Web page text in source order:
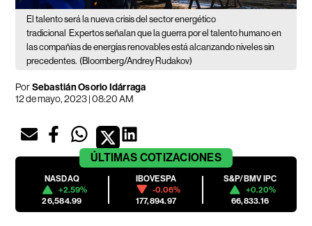
El talento será la nueva crisis del sector energético
tradicional
Expertos señalan que la guerra por el talento humano en
las compañías de energías renovables está alcanzando niveles sin
precedentes. (Bloomberg/Andrey Rudakov)
PorSebastián Osorio Idárraga
12 de mayo, 2023 | 08:20 AM
ÚLTIMAS COTIZACIONES
NASDAQ
+2.59%
26,584.99
IBOVESPA
-0.06%
177,894.97
S&P/BMV IPC
+0.20%
66,833.16